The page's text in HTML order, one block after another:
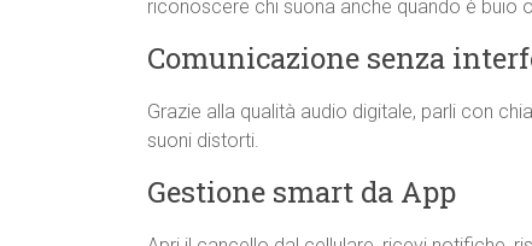
riconoscere chi suona anche quando è buio
Comunicazione senza
Grazie alla qualità audio digitale, parli con
suoni distorti.
Gestione smart da App